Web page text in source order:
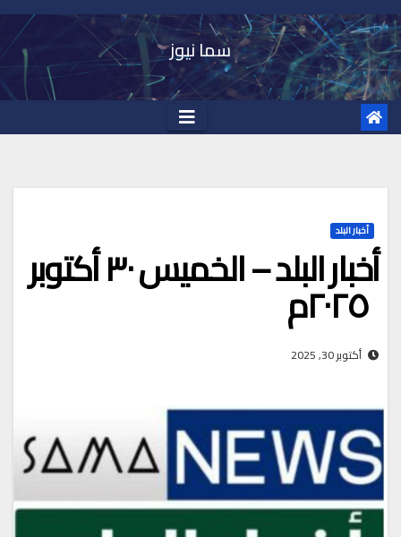
Skip
to
content
سما نيوز
أخبار البلد
أخبار البلد – الخميس ٣٠ أكتوبر
٢٠٢٥م
أكتوبر 30, 2025